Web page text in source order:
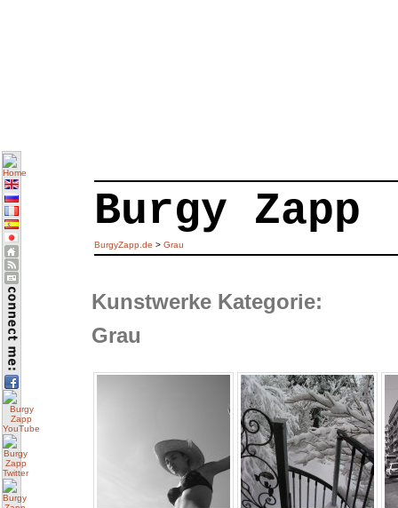
Burgy Zapp
BurgyZapp.de > Grau
Kunstwerke Kategorie:
Grau